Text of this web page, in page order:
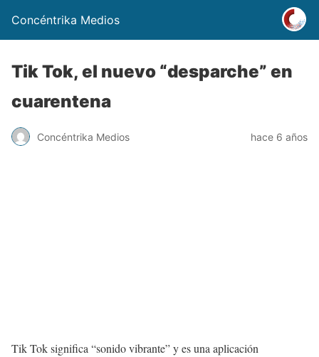
Concéntrika Medios
Tik Tok, el nuevo “desparche” en
cuarentena
Concéntrika Medios hace 6 años
Tik Tok significa “sonido vibrante” y es una aplicación